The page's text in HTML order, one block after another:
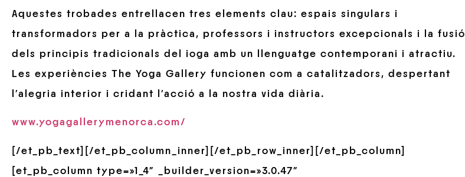
Aquestes trobades entrellacen tres elements clau: espais singulars i
transformadors per a la pràctica, professors i instructors excepcionals i la fusió
dels principis tradicionals del ioga amb un llenguatge contemporani i atractiu.
Les experiències The Yoga Gallery funcionen com a catalitzadors, despertant
l’alegria interior i cridant l’acció a la nostra vida diària.
www.yogagallerymenorca.com/
[/et_pb_text][/et_pb_column_inner][/et_pb_row_inner][/et_pb_column]
[et_pb_column type=»1_4″ _builder_version=»3.0.47″